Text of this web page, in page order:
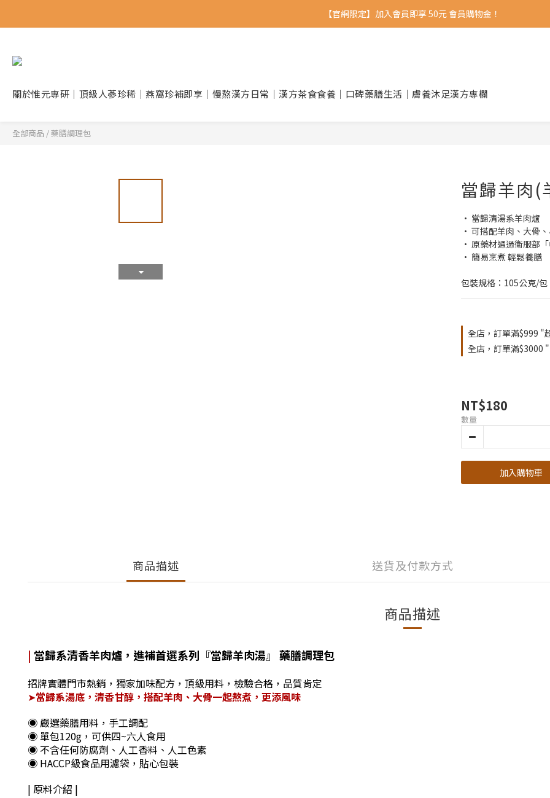
【官網限定】加入會員即享 50元 會員購物金！
關於惟元專研｜頂級人蔘珍稀｜燕窩珍補即享｜慢熬漢方日常｜漢方茶食食養｜口碑藥膳生活｜膚養沐足漢方專欄
全部商品 /藥膳調理包
當歸羊肉(
• 當歸清湯系羊肉爐
• 可搭配羊肉、大骨
• 原藥材通過衛服部
• 簡易烹煮 輕鬆養膳
包裝規格：105公克/
全店，訂單滿$999 "
全店，訂單滿$3000
NT$180
數量
加入購物車
商品描述 送貨及付款方式
商品描述
| 當歸系清香羊肉爐 ，進補首選系列『當歸羊肉湯』 藥膳調理包
招牌實體門市熱銷，獨家加味配方，頂級用料，檢驗合格，品質肯定
➤當歸系湯底，清香甘醇，搭配羊肉、大骨一起熬煮，更添風味
◉ 嚴選藥膳用料，手工調配
◉ 單包120g，可供四~六人食用
◉ 不含任何防腐劑、人工香料、人工色素
◉ HACCP級食品用濾袋，貼心包裝
| 原料介紹 |